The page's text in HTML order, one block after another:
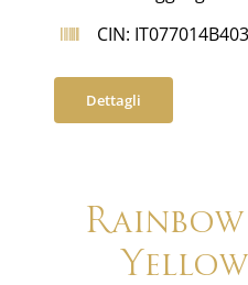
CIN:
Dettagli
Rainbow